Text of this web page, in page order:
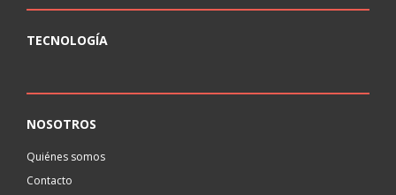
TECNOLOGÍA
NOSOTROS
Quiénes somos
Contacto